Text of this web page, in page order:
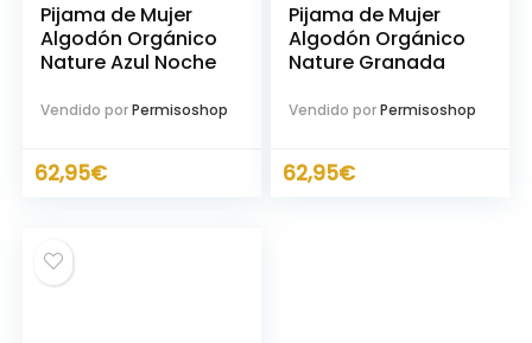
Pijama de Mujer
Algodón Orgánico
Nature Azul Noche
Vendido porPermisoshop
62,95€
Pijama de Mujer
Algodón Orgánico
Nature Granada
Vendido porPermisoshop
62,95€